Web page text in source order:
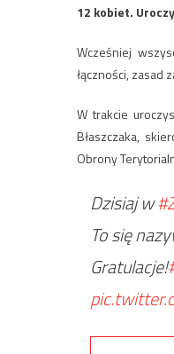
12 kobiet.
Wcześniej
łączności, zasad
W trakcie
Błaszczaka,
Obrony
Dzisiaj w
To się
Gratulacje!